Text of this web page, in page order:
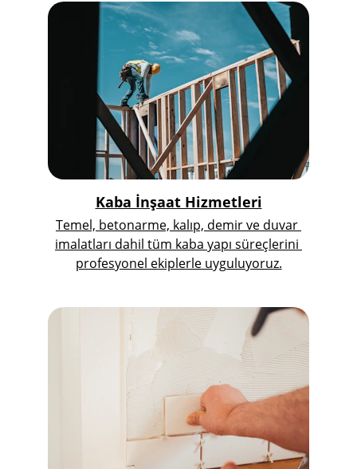
Kaba İnşaat Hizmetleri
Temel, betonarme, kalıp, demir ve duvar
imalatları dahil tüm kaba yapı süreçlerini
profesyonel ekiplerle uyguluyoruz.